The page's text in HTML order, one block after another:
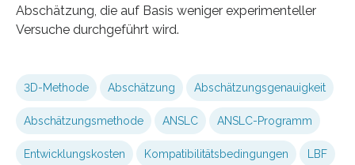
Abschätzung, die auf Basis weniger experimenteller
Versuche durchgeführt wird.
3D-Methode Abschätzung Abschätzungsgenauigkeit
Abschätzungsmethode ANSLC ANSLC-Programm
Entwicklungskosten Kompatibilitätsbedingungen LBF